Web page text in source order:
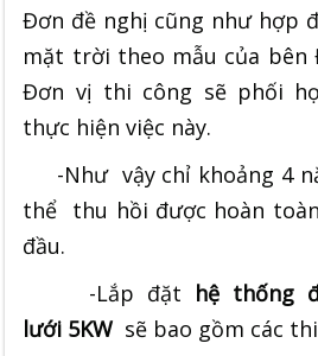
Đơn đề nghị cũng như hợp
mặt trời theo mẫu của bên
Đơn vị thi công sẽ phối
thực hiện việc này.
-Như vậy chỉ khoảng 4
thể thu hồi được hoàn
đầu.
-Lắp đặt hệ thống
lưới 5KW sẽ bao gồm các